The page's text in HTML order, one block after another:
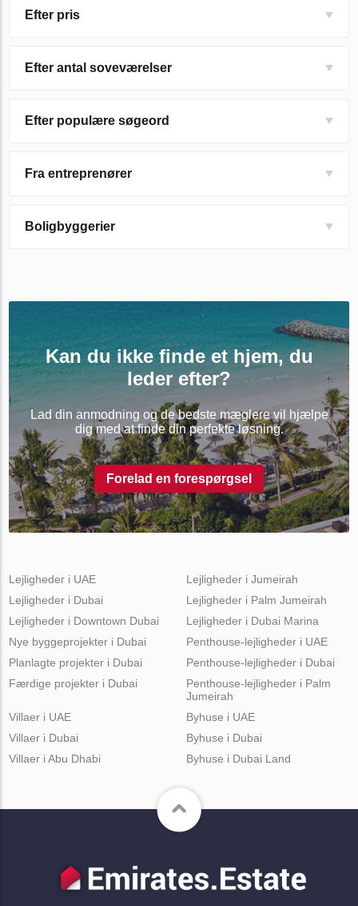
Efter pris
Efter antal soveværelser
Efter populære søgeord
Fra entreprenører
Boligbyggerier
Kan du ikke finde et hjem, du
leder efter?
Lad din anmodning og de bedste mæglere vil hjælpe
dig med at finde din perfekte løsning.
Forelad en forespørgsel
Lejligheder i UAE
Lejligheder i Dubai
Lejligheder i Downtown Dubai
Lejligheder i Jumeirah
Lejligheder i Palm Jumeirah
Lejligheder i Dubai Marina
Nye byggeprojekter i Dubai
Planlagte projekter i Dubai
Færdige projekter i Dubai
Penthouse-lejligheder i UAE
Penthouse-lejligheder i Dubai
Penthouse-lejligheder i Palm
Jumeirah
Villaer i UAE
Villaer i Dubai
Villaer i Abu Dhabi
Byhuse i UAE
Byhuse i Dubai
Byhuse i Dubai Land